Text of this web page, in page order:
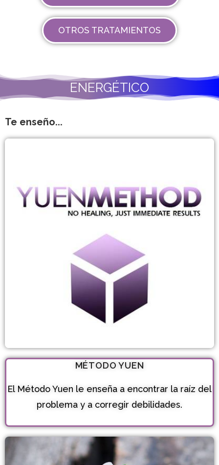
OTROS TRATAMIENTOS
ENERGÉTICO
Te enseño...
MÉTODO YUEN
El Método Yuen le enseña a encontrar la raíz del
problema y a corregir debilidades.